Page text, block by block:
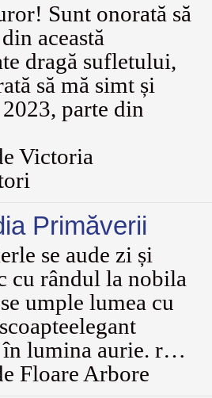
Sunt onorată să
această
dragă sufletului,
să mă simt și
parte din
Victoria
Primăverii
se aude zi și
cu rândul la nobila
umple lumea cu
lumina aurie. r…
Floare Arbore